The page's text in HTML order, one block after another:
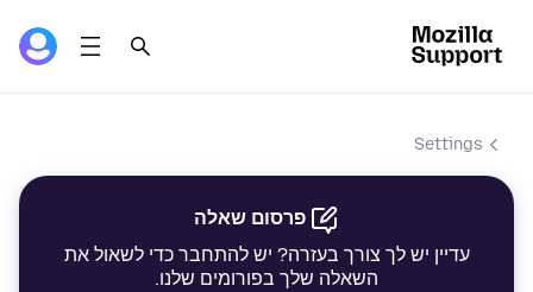
Settings
פרסום שאלה
עדיין יש לך צורך בעזרה? יש להתחבר כדי לשאול את
השאלה שלך בפורומים שלנו.